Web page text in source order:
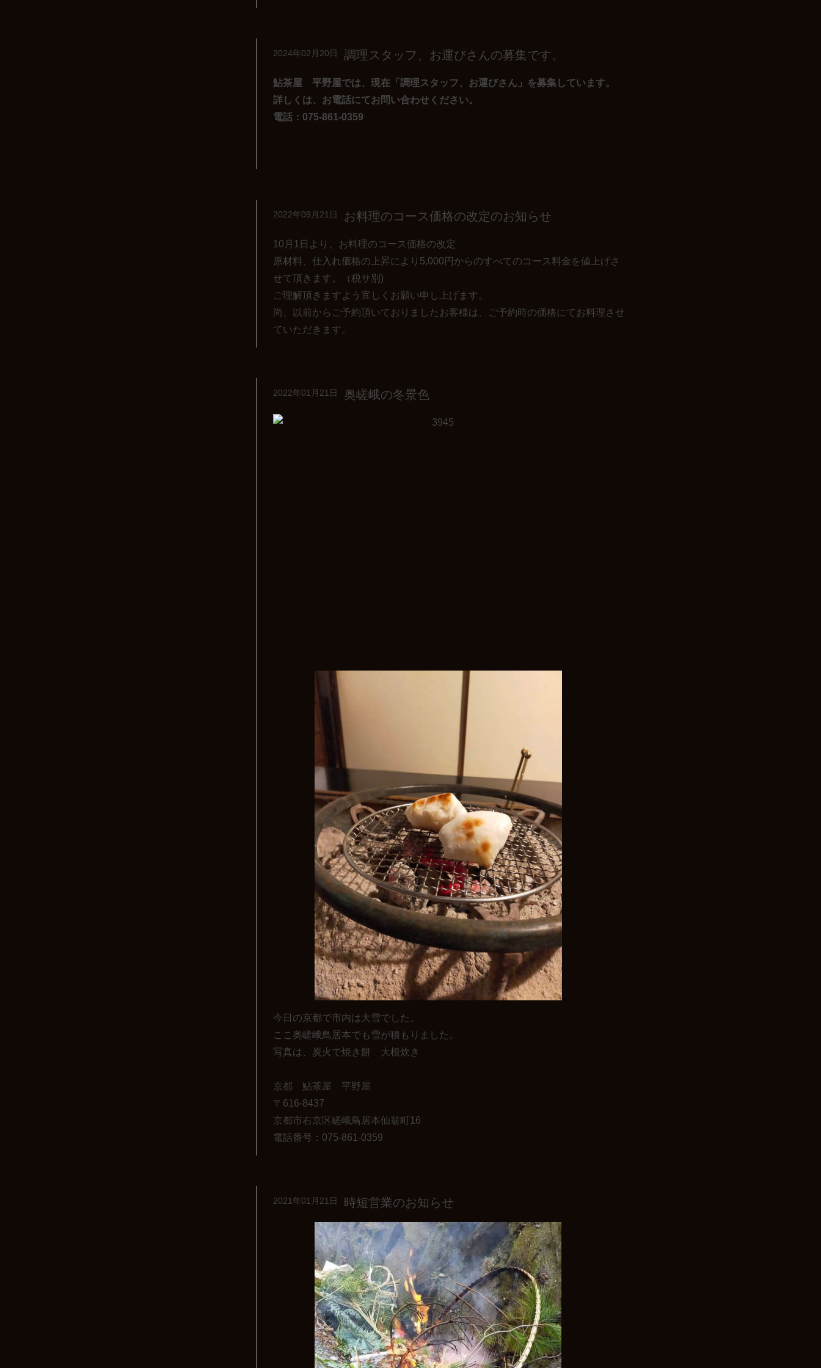
2024年02月20日 調理スタッフ、お運びさんの募集です。
鮎茶屋 平野屋では、現在「調理スタッフ、お運びさん」を募集しています。
詳しくは、お電話にてお問い合わせください。
電話：075-861-0359
2022年09月21日 お料理のコース価格の改定のお知らせ
10月1日より、お料理のコース価格の改定
原材料、仕入れ価格の上昇により5,000円からのすべてのコース料金を値上げさ
せて頂きます。（税サ別)
ご理解頂きますよう宜しくお願い申し上げます。
尚、以前からご予約頂いておりましたお客様は、ご予約時の価格にてお料理させ
ていただきます。
2022年01月21日 奥嵯峨の冬景色
今日の京都で市内は大雪でした。
ここ奥嵯峨鳥居本でも雪が積もりました。
写真は、炭火で焼き餅 大根炊き
京都 鮎茶屋 平野屋
〒616-8437
京都市右京区嵯峨鳥居本仙翁町16
電話番号：075-861-0359
2021年01月21日 時短営業のお知らせ